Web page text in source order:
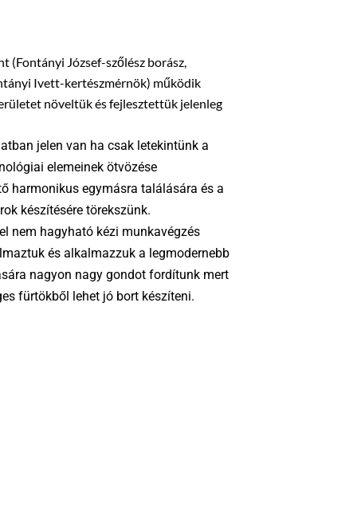
(Fontányi József-szőlész borász,
Ivett-kertészmérnök) működik
növeltük és fejlesztettük jelenleg
jelen van ha csak letekintünk a
elemeinek ötvözése
harmonikus egymásra találására és a
készítésére törekszünk.
nem hagyható kézi munkavégzés
és alkalmazzuk a legmodernebb
nagyon nagy gondot fordítunk mert
fürtökből lehet jó bort készíteni.